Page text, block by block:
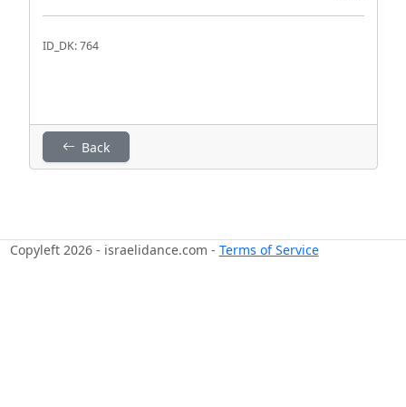
ID_DK: 764
Back
Copyleft 2026 - israelidance.com - Terms of Service